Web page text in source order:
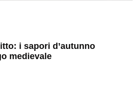
i sapori d’autunno
medievale